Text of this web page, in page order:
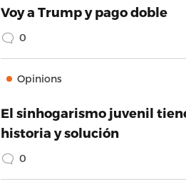
Voy a Trump y pago doble
0
Opinions
El sinhogarismo juvenil
historia y solución
0